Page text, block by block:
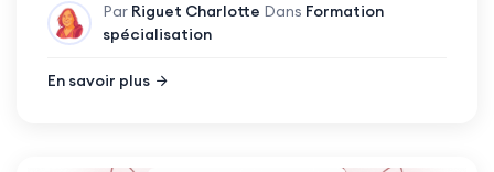
Par Riguet Charlotte Dans Formation
spécialisation
En savoir plus